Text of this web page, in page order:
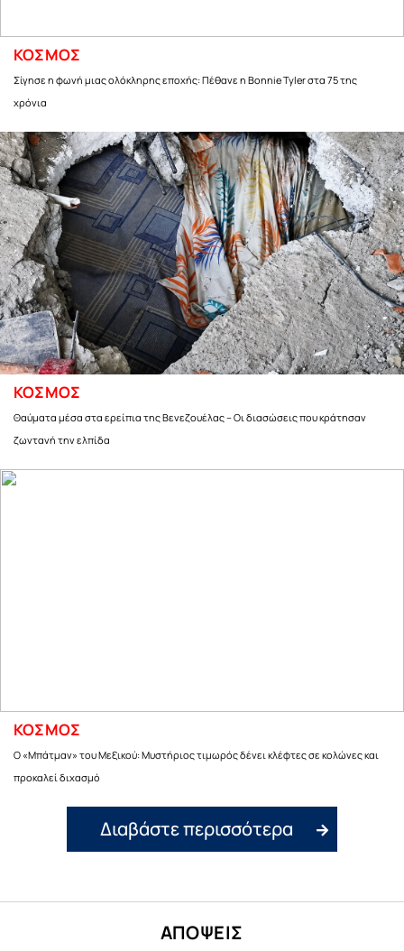
ΚΟΣΜΟΣ
Σίγησε η φωνή μιας ολόκληρης εποχής: Πέθανε η Bonnie Tyler στα 75 της
χρόνια
ΚΟΣΜΟΣ
Θαύματα μέσα στα ερείπια της Βενεζουέλας – Οι διασώσεις που κράτησαν
ζωντανή την ελπίδα
ΚΟΣΜΟΣ
Ο «Μπάτμαν» του Μεξικού: Μυστήριος τιμωρός δένει κλέφτες σε κολώνες και
προκαλεί διχασμό
Διαβάστε περισσότερα
ΑΠΟΨΕΙΣ